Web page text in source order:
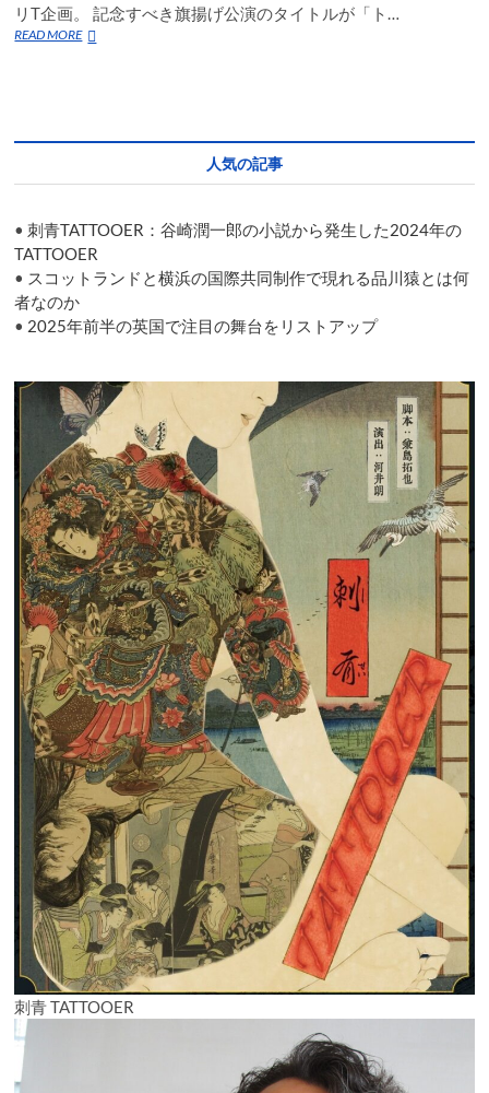
リT企画。 記念すべき旗揚げ公演のタイトルが「ト…
READ MOREチ
ざ
な
が
ら
マ
に
か
け
る
人気の記事
•刺青TATTOOER：谷崎潤一郎の小説から発生した2024年の
TATTOOER
• スコットランドと横浜の国際共同制作で現れる品川猿とは何
者なのか
• 2025年前半の英国で注目の舞台をリストアップ
刺青 TATTOOER